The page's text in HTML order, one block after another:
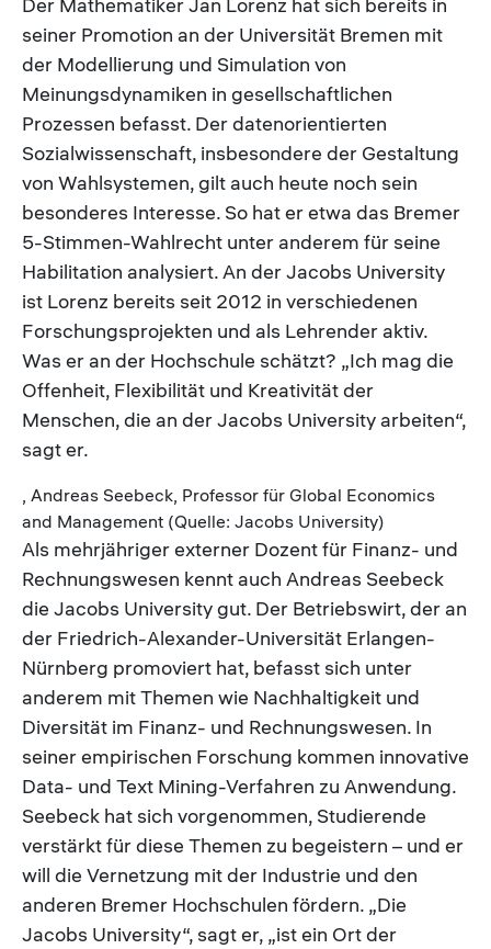
seiner Promotion an der Universität Bremen mit
der Modellierung und Simulation von
Meinungsdynamiken in gesellschaftlichen
Prozessen befasst. Der datenorientierten
Sozialwissenschaft, insbesondere der Gestaltung
von Wahlsystemen, gilt auch heute noch sein
besonderes Interesse. So hat er etwa das Bremer
5-Stimmen-Wahlrecht unter anderem für seine
Habilitation analysiert. An der Jacobs University
ist Lorenz bereits seit 2012 in verschiedenen
Forschungsprojekten und als Lehrender aktiv.
Was er an der Hochschule schätzt? „Ich mag die
Offenheit, Flexibilität und Kreativität der
Menschen, die an der Jacobs University arbeiten“,
sagt er.
, Andreas Seebeck, Professor für Global Economics
and Management (Quelle: Jacobs University)
Als mehrjähriger externer Dozent für Finanz- und
Rechnungswesen kennt auch Andreas Seebeck
die Jacobs University gut. Der Betriebswirt, der an
der Friedrich-Alexander-Universität Erlangen-
Nürnberg promoviert hat, befasst sich unter
anderem mit Themen wie Nachhaltigkeit und
Diversität im Finanz- und Rechnungswesen. In
seiner empirischen Forschung kommen innovative
Data- und Text Mining-Verfahren zu Anwendung.
Seebeck hat sich vorgenommen, Studierende
verstärkt für diese Themen zu begeistern – und er
will die Vernetzung mit der Industrie und den
anderen Bremer Hochschulen fördern. „Die
Jacobs University“, sagt er, „ist ein Ort der